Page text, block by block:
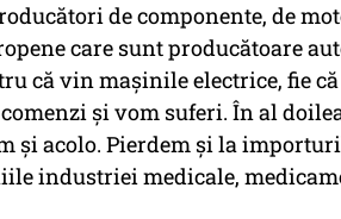
de componente, de
care sunt producătoare
că vin mașinile electrice, fie
și vom suferi. În al
și acolo. Pierdem și la
industriei medicale,